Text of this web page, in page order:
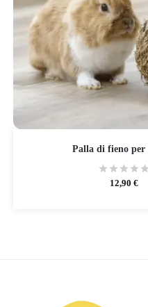
Palla di fieno per
12,90€